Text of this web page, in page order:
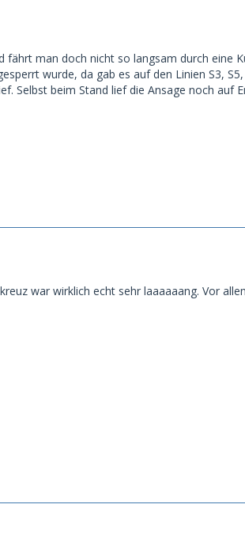
fährt man doch nicht so langsam durch eine
wurde, da gab es auf den Linien S3,
Selbst beim Stand lief die Ansage noch auf
war wirklich echt sehr laaaaaang. Vor